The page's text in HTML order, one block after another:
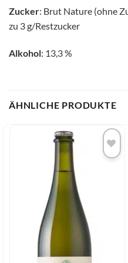
Zucker: Brut Nature (ohne
zu 3 g/Restzucker
Alkohol: 13,3 %
ÄHNLICHE PRODUKTE